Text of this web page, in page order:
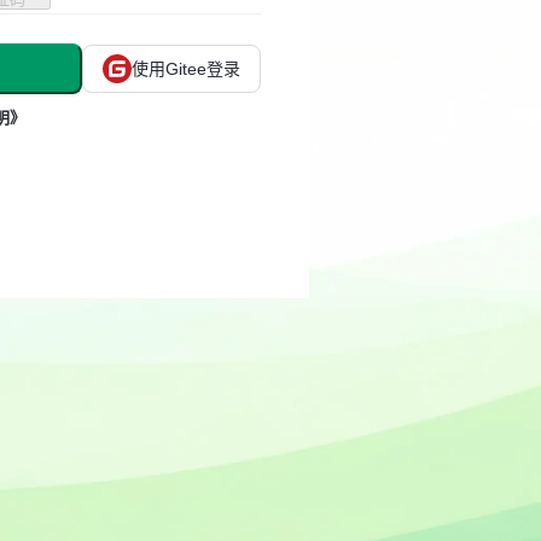
使用Gitee登录
》